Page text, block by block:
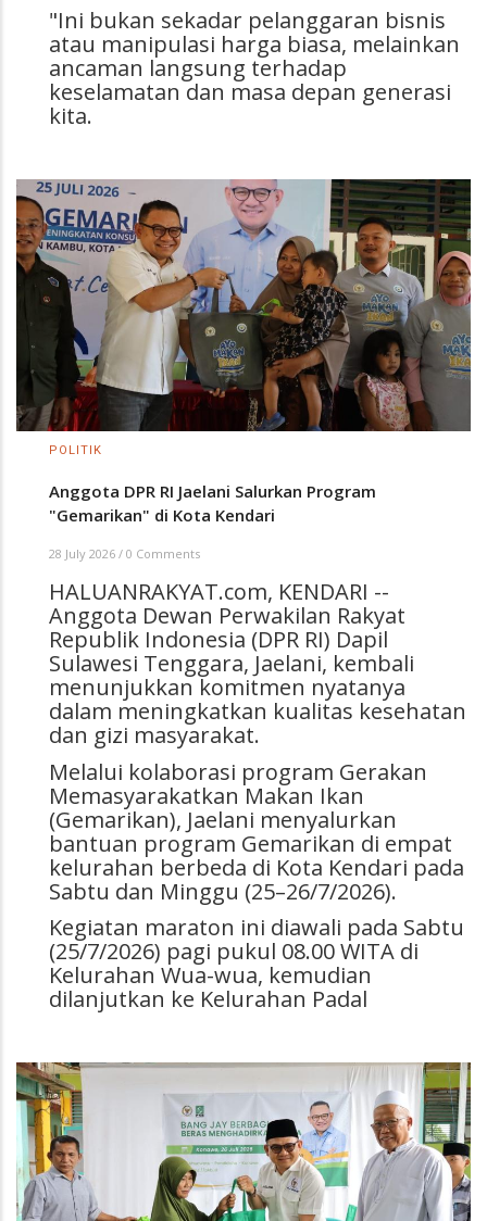
"Ini bukan sekadar pelanggaran bisnis
atau manipulasi harga biasa, melainkan
ancaman langsung terhadap
keselamatan dan masa depan generasi
kita.
POLITIK
Anggota DPR RI Jaelani Salurkan Program
"Gemarikan" di Kota Kendari
28 July 2026 / 0 Comments
HALUANRAKYAT.com, KENDARI --
Anggota Dewan Perwakilan Rakyat
Republik Indonesia (DPR RI) Dapil
Sulawesi Tenggara, Jaelani, kembali
menunjukkan komitmen nyatanya
dalam meningkatkan kualitas kesehatan
dan gizi masyarakat.
Melalui kolaborasi program Gerakan
Memasyarakatkan Makan Ikan
(Gemarikan), Jaelani menyalurkan
bantuan program Gemarikan di empat
kelurahan berbeda di Kota Kendari pada
Sabtu dan Minggu (25–26/7/2026).
Kegiatan maraton ini diawali pada Sabtu
(25/7/2026) pagi pukul 08.00 WITA di
Kelurahan Wua-wua, kemudian
dilanjutkan ke Kelurahan Padal